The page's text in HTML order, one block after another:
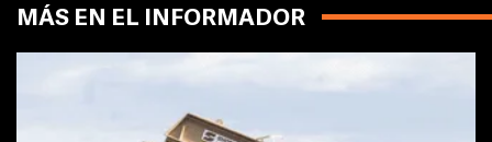
MÁS EN EL INFORMADOR